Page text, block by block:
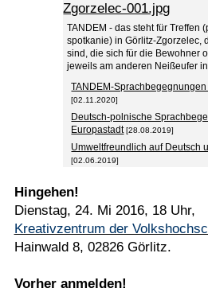
Zgorzelec-001.jpg
TANDEM - das steht für Treffen
spotkanie) in Görlitz-Zgorzelec,
sind, die sich für die Bewohner
jeweils am anderen Neißeufer
TANDEM-
[02.11.2020]
Deutsch-polnische
Europastadt [28.08.2019]
Umweltfreundlich auf Deutsch
[02.06.2019]
Hingehen!
Dienstag, 24. Mi 2016, 18 Uhr,
Kreativzentrum der
Hainwald 8, 02826 Görlitz.
Vorher anmelden!